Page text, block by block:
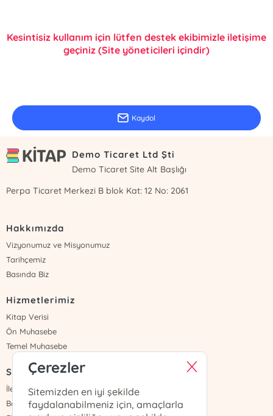
Kesintisiz kullanım için lütfen destek ekibimizle iletişime
geçiniz (Site yöneticileri içindir)
Kaydol
Demo Ticaret Ltd Şti
Demo Ticaret Site Alt Başlığı
Perpa Ticaret Merkezi B blok Kat: 12 No: 2061
Hakkımızda
Vizyonumuz ve Misyonumuz
Tarihçemiz
Basında Biz
Hizmetlerimiz
Kitap Verisi
Ön Muhasebe
Temel Muhasebe
Sayfalar
İletişim
Banka Hesapları
Çerezler
Sitemizden en iyi şekilde
faydalanabilmeniz için, amaçlarla